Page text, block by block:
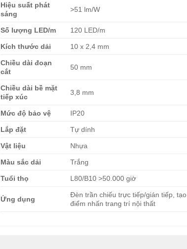
Hiệu suất phát
sáng
>51 lm/W
Số lượng LED/m 120 LED/m
Kích thước dải 10 x 2,4 mm
Chiều dài đoạn
cắt
50 mm
Chiều dài bề mặt
tiếp xúc
3,8 mm
Mức độ bảo vệ IP20
Lắp đặt Tự dính
Vật liệu Nhựa
Màu sắc dải Trắng
Tuổi thọ L80/B10 >50.000 giờ
Ứng dụng
Đèn trần chiếu trực tiếp/gián tiếp, tạo
điểm nhấn trang trí nội thất